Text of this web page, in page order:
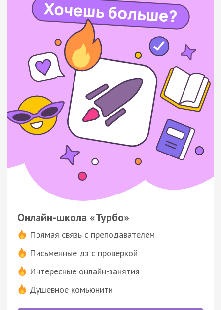
Онлайн-школа «Турбо»
Прямая связь с преподавателем
Письменные дз с проверкой
Интересные онлайн-занятия
Душевное комьюнити